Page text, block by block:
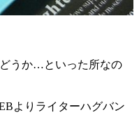
うか…といった所なの
よりライターハグバン